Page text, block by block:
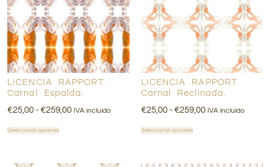
LICENCIA RAPPORT.
Carnal Espalda.
€25,00 - €259,00 IVA incluido
Seleccionar opciones
LICENCIA RAPPORT.
Carnal Reclinada.
€25,00 - €259,00 IVA incluido
Seleccionar opciones